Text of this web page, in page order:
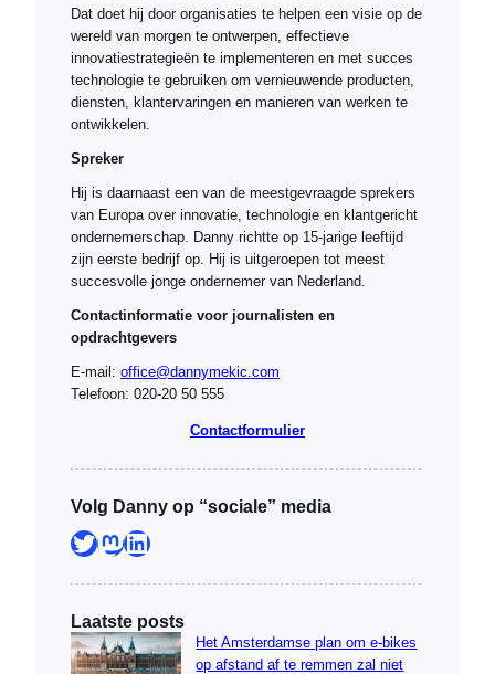
Dat doet hij door organisaties te helpen een visie op de
wereld van morgen te ontwerpen, effectieve
innovatiestrategieën te implementeren en met succes
technologie te gebruiken om vernieuwende producten,
diensten, klantervaringen en manieren van werken te
ontwikkelen.
Spreker
Hij is daarnaast een van de meestgevraagde sprekers
van Europa over innovatie, technologie en klantgericht
ondernemerschap. Danny richtte op 15-jarige leeftijd
zijn eerste bedrijf op. Hij is uitgeroepen tot meest
succesvolle jonge ondernemer van Nederland.
Contactinformatie voor journalisten en
opdrachtgevers
E-mail: office@dannymekic.com
Telefoon: 020-20 50 555
Contactformulier
Volg Danny op “sociale” media
Twitter Mastodon LinkedIn
Laatste posts
Het Amsterdamse plan om e-bikes
op afstand af te remmen zal niet